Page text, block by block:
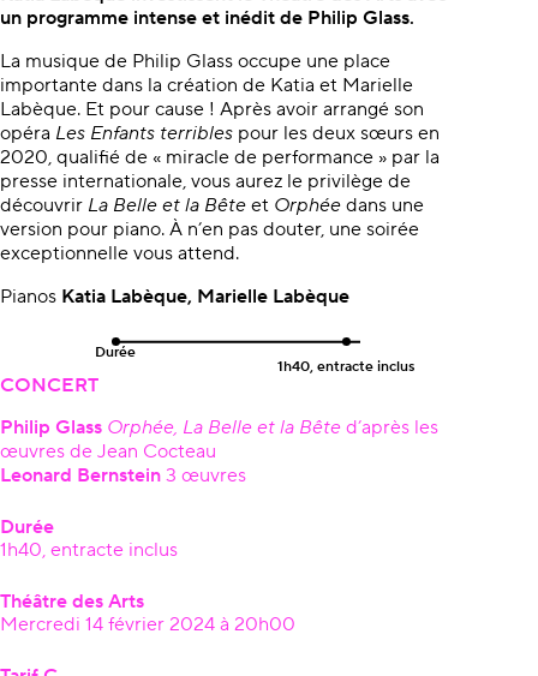
un programme intense et inédit de Philip Glass.
La musique de Philip Glass occupe une place
importante dans la création de Katia et Marielle
Labèque. Et pour cause ! Après avoir arrangé son
opéra Les Enfants terribles pour les deux sœurs en
2020, qualifié de « miracle de performance » par la
presse internationale, vous aurez le privilège de
découvrir La Belle et la Bête et Orphée dans une
version pour piano. À n’en pas douter, une soirée
exceptionnelle vous attend.
Pianos Katia Labèque, Marielle Labèque
Durée
1h40, entracte inclus
CONCERT
Philip Glass Orphée, La Belle et la Bête d’après les
œuvres de Jean Cocteau
Leonard Bernstein 3 œuvres
Durée
1h40, entracte inclus
Théâtre des Arts
Mercredi 14 février 2024 à 20h00